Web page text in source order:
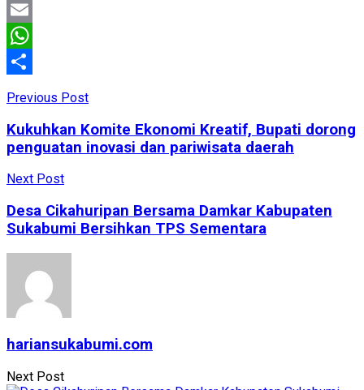
Facebook
Email
WhatsApp
Previous Post
Kukuhkan Komite Ekonomi Kreatif, Bupati dorong
penguatan inovasi dan pariwisata daerah
Next Post
Desa Cikahuripan Bersama Damkar Kabupaten
Sukabumi Bersihkan TPS Sementara
hariansukabumi.com
Next Post